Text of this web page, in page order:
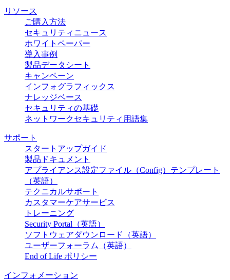
リソース
ご購入方法
セキュリティニュース
ホワイトペーパー
導入事例
製品データシート
キャンペーン
インフォグラフィックス
ナレッジベース
セキュリティの基礎
ネットワークセキュリティ用語集
サポート
スタートアップガイド
製品ドキュメント
アプライアンス設定ファイル（Config）テンプレート
（英語）
テクニカルサポート
カスタマーケアサービス
トレーニング
Security Portal（英語）
ソフトウェアダウンロード（英語）
ユーザーフォーラム（英語）
End of Life ポリシー
インフォメーション